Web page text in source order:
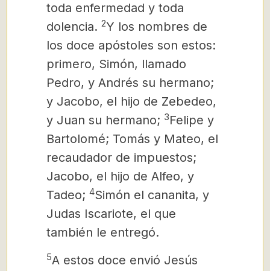
toda enfermedad y toda
dolencia. 2Y los nombres de
los doce apóstoles son estos:
primero, Simón, llamado
Pedro, y Andrés su hermano;
y Jacobo, el hijo de Zebedeo,
y Juan su hermano; 3Felipe y
Bartolomé; Tomás y Mateo, el
recaudador de impuestos;
Jacobo, el hijo de Alfeo, y
Tadeo; 4Simón el cananita, y
Judas Iscariote, el que
también le entregó.
5A estos doce envió Jesús